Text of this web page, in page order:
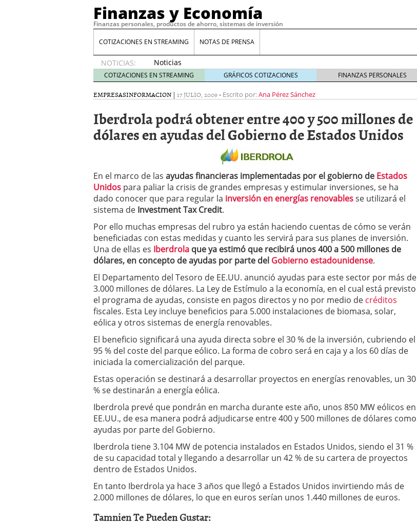
Finanzas y Economía
Finanzas personales, productos de ahorro, sistemas de inversión
COTIZACIONES EN STREAMING NOTAS DE PRENSA
NOTICIAS:
Noticias
de XRP
por qué
las
whales
suelen
llegar
de 2026
Comparativa Costes vs Agilidad: ¿Por qué el Préstamo Promotor privado
acelera la rentabilidad? 12 de diciembre de 2025
Meses sin intereses: Cómo aprovechar esta opción para gestionar tus
compras 24 de noviembre de 2025
Planificar tu herencia también es una decisión financiera: cómo anticiparte
a los costes 21 de noviembre de 2025
¿Cuánto cuesta un software punto de venta? 3 de octubre de 2025
COTIZACIONES EN STREAMING GRÁFICOS COTIZACIONES FINANZAS PERSONALES
EMPRESASINFORMACION | 17 JULIO, 2009- Escrito por:Ana Pérez Sánchez
Iberdrola podrá obtener entre 400 y 500 millones de
dólares en ayudas del Gobierno de Estados Unidos
En el marco de las ayudas financieras implementadas por el gobierno de Estados
Unidos para paliar la crisis de grandes empresas y estimular inversiones, se ha
dado conocer que para regular la inversión en energías renovablesse utilizará el
sistema de Investment Tax Credit.
Por ello muchas empresas del rubro ya están haciendo cuentas de cómo se verán
beneficiadas con estas medidas y cuanto les servirá para sus planes de inversión.
Una de ellas es Iberdrola que ya estimó que recibirá unos 400 a 500 millones de
dólares, en concepto de ayudas por parte del Gobierno estadounidense.
El Departamento del Tesoro de EE.UU. anunció ayudas para este sector por más de
3.000 millones de dólares. La Ley de Estímulo a la economía, en el cual está previsto
el programa de ayudas, consiste en pagos directos y no por medio de créditos
fiscales. Esta Ley incluye beneficios para 5.000 instalaciones de biomasa, solar,
eólica y otros sistemas de energía renovables.
El beneficio significará una ayuda directa sobre el 30 % de la inversión, cubriendo el
95 % del coste del parque eólico. La forma de cobro será en caja y a los 60 días de
iniciada la comercialización del parque.
Estas operación se destinará a desarrollar proyectos en energías renovables, un 30
% se destinarán a energía eólica.
Iberdrola prevé que pondrán en marcha durante este año, unos 850 MW eólicos en
EE.UU., de esa manera podrá adjudicarse entre 400 y 500 millones de dólares como
ayudas por parte del Gobierno.
Iberdrola tiene 3.104 MW de potencia instalados en Estados Unidos, siendo el 31 %
de su capacidad total y llegando a desarrollar un 42 % de su cartera de proyectos
dentro de Estados Unidos.
En tanto Iberdrola ya hace 3 años que llegó a Estados Unidos invirtiendo más de
2.000 millones de dólares, lo que en euros serían unos 1.440 millones de euros.
Tamnien Te Pueden Gustar: